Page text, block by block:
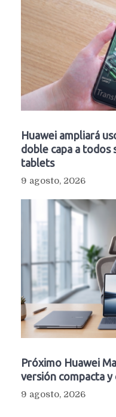
Huawei ampliará
doble capa a
tablets
9 agosto, 2026
Próximo Huawei
versión compacta
9 agosto, 2026